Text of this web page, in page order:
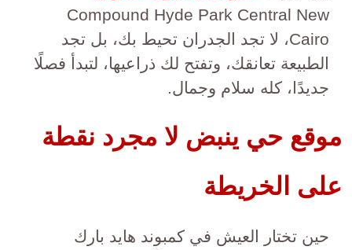
Compound Hyde Park Central New
Cairo، لا تجد الجدران تحيط بك، بل تجد
الطبيعة تعانقك، وتفتح لك ذراعيها، لتبدأ فصلًا
جديدًا، كله سلام وجمال.
موقع حي ينبض لا مجرد نقطة
على الخريطة
حين تختار العيش في كمبوند هايد بارك